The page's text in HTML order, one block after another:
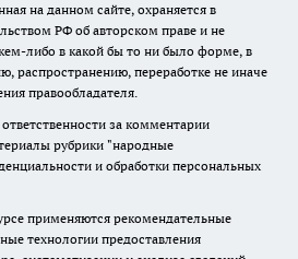
на данном сайте, охраняется в
РФ об авторском праве и не
либо в какой бы то ни было форме, в
распространению, переработке не иначе
правообладателя.
за комментарии
рубрики "народные
и обработки персональных
применяются рекомендательные
технологии предоставления